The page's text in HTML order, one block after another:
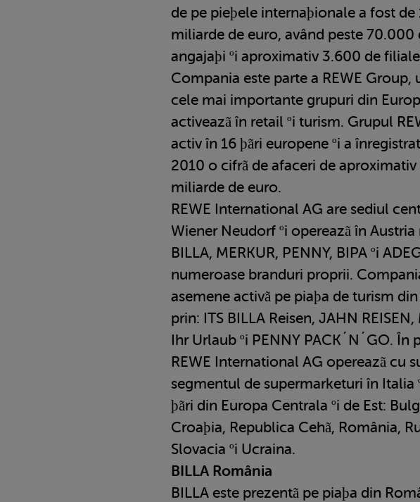
de pe pieþele internaþionale a fost de
miliarde de euro, având peste 70.000
angajaþi ºi aproximativ 3.600 de
Compania este parte a REWE Group,
cele mai importante grupuri din
activeazã în retail ºi turism. Grupul
activ în 16 þãri europene ºi a
2010 o cifrã de afaceri de aproximativ
miliarde de euro.
REWE International AG are sediul
Wiener Neudorf ºi opereazã în Austria
BILLA, MERKUR, PENNY, BIPA ºi
numeroase branduri proprii.
asemene activã pe piaþa de turism
prin: ITS BILLA Reisen, JAHN REISEN,
Ihr Urlaub ºi PENNY PACK´N´GO. În
REWE International AG opereazã cu
segmentul de supermarketuri în Italia
þãri din Europa Centrala ºi de Est:
Croaþia, Republica Cehã, România,
Slovacia ºi Ucraina.
BILLA România
BILLA este prezentã pe piaþa din